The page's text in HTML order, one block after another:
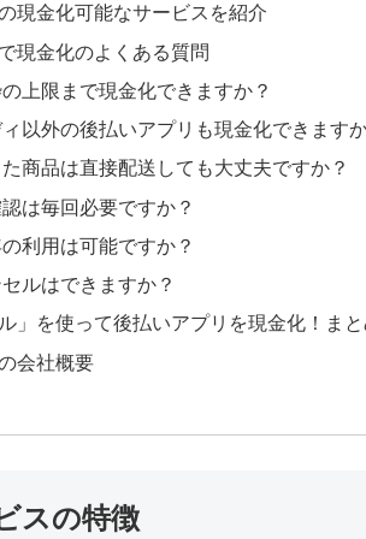
現金化可能なサービスを紹介
現金化のよくある質問
上限まで現金化できますか？
以外の後払いアプリも現金化できます
商品は直接配送しても大丈夫ですか？
は毎回必要ですか？
利用は可能ですか？
ルはできますか？
ル」を使って後払いアプリを現金化！ま
会社概要
スの特徴